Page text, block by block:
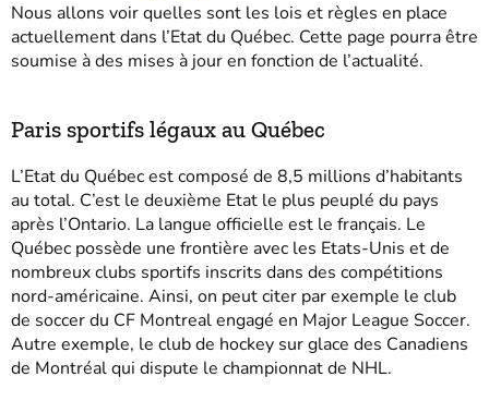
Nous allons voir quelles sont les lois et règles en place
actuellement dans l’Etat du Québec. Cette page pourra être
soumise à des mises à jour en fonction de l’actualité.
Paris sportifs légaux au Québec
L’Etat du Québec est composé de 8,5 millions d’habitants
au total. C’est le deuxième Etat le plus peuplé du pays
après l’Ontario. La langue officielle est le français. Le
Québec possède une frontière avec les Etats-Unis et de
nombreux clubs sportifs inscrits dans des compétitions
nord-américaine. Ainsi, on peut citer par exemple le club
de soccer du CF Montreal engagé en Major League Soccer.
Autre exemple, le club de hockey sur glace des Canadiens
de Montréal qui dispute le championnat de NHL.